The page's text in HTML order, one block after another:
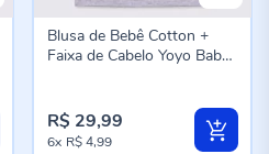
Blusa de Bebê Cotton +
Faixa de Cabelo Yoyo Baby
R$ 29,99
6x R$ 4,99